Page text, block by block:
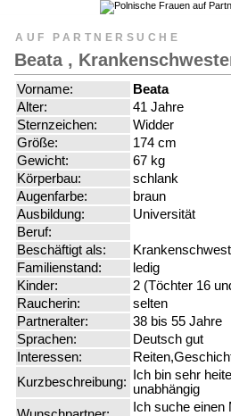
AUF PARTNERSUCHE
Beata ,
Vorname:
Beata
Alter:
41 Jahre
Sternzeichen:
Widder
Größe:
174 cm
Gewicht:
67 kg
Körperbau:
schlank
Augenfarbe:
braun
Ausbildung:
Universität
Beruf:
Beschäftigt als:
Familienstand:
ledig
Kinder:
2 (Töchter 16
Raucherin:
selten
Partneralter:
38 bis 55 Jahre
Sprachen:
Deutsch gut
Interessen:
Kurzbeschreibung:
Ich bin sehr
unabhängig
Ich suche